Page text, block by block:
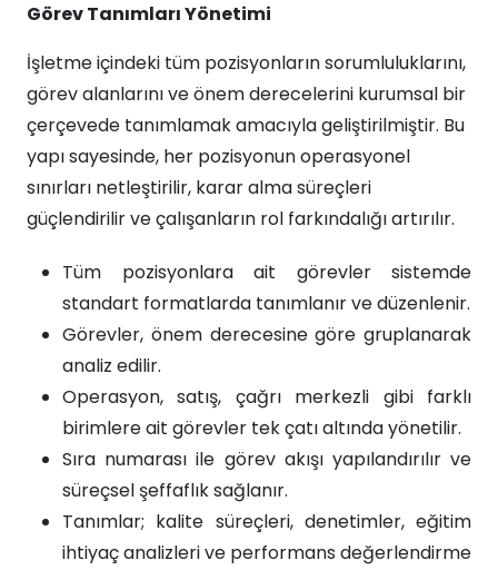
Görev Tanımları Yönetimi
İşletme içindeki tüm pozisyonların sorumluluklarını,
görev alanlarını ve önem derecelerini kurumsal bir
çerçevede tanımlamak amacıyla geliştirilmiştir. Bu
yapı sayesinde, her pozisyonun operasyonel
sınırları netleştirilir, karar alma süreçleri
güçlendirilir ve çalışanların rol farkındalığı artırılır.
Tüm pozisyonlara ait görevler sistemde
standart formatlarda tanımlanır ve düzenlenir.
Görevler, önem derecesine göre gruplanarak
analiz edilir.
Operasyon, satış, çağrı merkezli gibi farklı
birimlere ait görevler tek çatı altında yönetilir.
Sıra numarası ile görev akışı yapılandırılır ve
süreçsel şeffaflık sağlanır.
Tanımlar; kalite süreçleri, denetimler, eğitim
ihtiyaç analizleri ve performans değerlendirme